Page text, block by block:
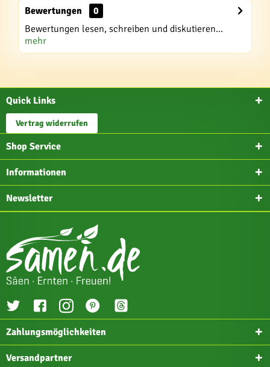
Bewertungen
0
Bewertungen lesen, schreiben und diskutieren...
mehr
Quick Links
Vertrag widerrufen
Shop Service
Informationen
Newsletter
Zahlungsmöglichkeiten
Versandpartner